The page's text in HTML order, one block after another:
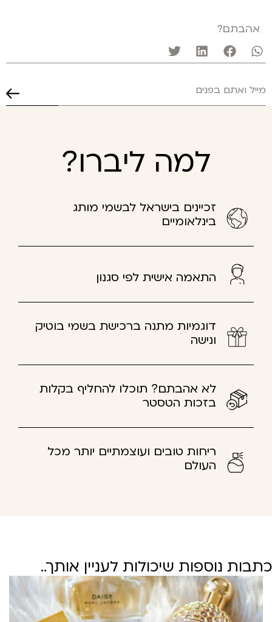
למה ליברו?
זכיינים בישראל לבשמי מותג
בינלאומיים
התאמה אישית לפי סגנון
דוגמיות מתנה ברכישת בשמי בוטיק
ונישה
לא אהבתם? תוכלו להחליף בקלות
בזכות הטסטר
ריחות טובים ועוצמתיים יותר מכל
העולם
נוספות שיכולות לעניין אותך..